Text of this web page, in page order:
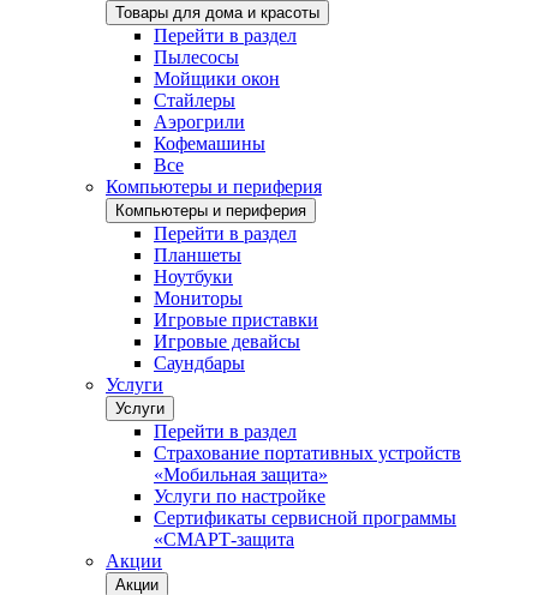
Товары для дома и красоты
Перейти в раздел
Пылесосы
Мойщики окон
Стайлеры
Аэрогрили
Кофемашины
Все
Компьютеры и периферия
Компьютеры и периферия
Перейти в раздел
Планшеты
Ноутбуки
Мониторы
Игровые приставки
Игровые девайсы
Саундбары
Услуги
Услуги
Перейти в раздел
Страхование портативных устройств
«Мобильная защита»
Услуги по настройке
Сертификаты сервисной программы
«СМАРТ-защита
Акции
Акции